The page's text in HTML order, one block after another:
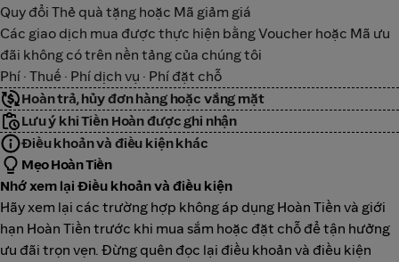
Quy đổi Thẻ quà tặng hoặc Mã giảm giá
Các giao dịch mua được thực hiện bằng Voucher hoặc Mã ưu
đãi không có trên nền tảng của chúng tôi
Phí · Thuế · Phí dịch vụ · Phí đặt chỗ
Hoàn trả, hủy đơn hàng hoặc vắng mặt
Lưu ý khi Tiền Hoàn được ghi nhận
Điều khoản và điều kiện khác
Mẹo Hoàn Tiền
Nhớ xem lại Điều khoản và điều kiện
Hãy xem lại các trường hợp không áp dụng Hoàn Tiền và giới
hạn Hoàn Tiền trước khi mua sắm hoặc đặt chỗ để tận hưởng
ưu đãi trọn vẹn. Đừng quên đọc lại điều khoản và điều kiện